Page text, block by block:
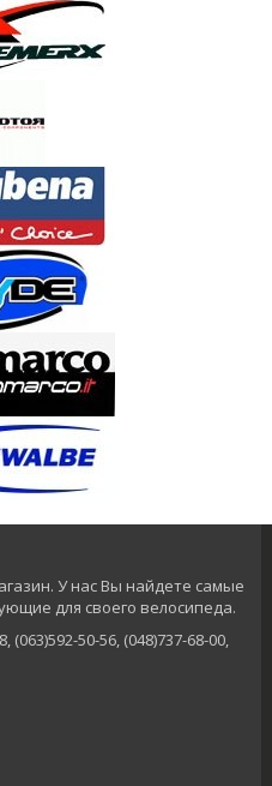
У нас Вы найдете самые
для своего велосипеда.
(063)592-50-56, (048)737-68-00,